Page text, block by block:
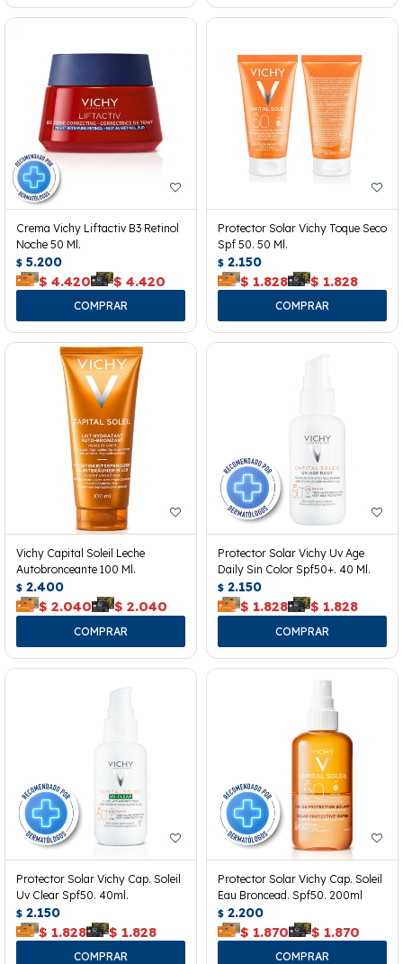
Crema Vichy Liftactiv B3 Retinol
Noche 50 Ml.
$ 5.200
$ 4.420 $ 4.420
Protector Solar Vichy Toque Seco
Spf 50. 50 Ml.
$ 2.150
$ 1.828 $ 1.828
Vichy Capital Soleil Leche
Autobronceante 100 Ml.
$ 2.400
$ 2.040 $ 2.040
Protector Solar Vichy Uv Age
Daily Sin Color Spf50+. 40 Ml.
$ 2.150
$ 1.828 $ 1.828
Protector Solar Vichy Cap. Soleil
Uv Clear Spf50. 40ml.
$ 2.150
$ 1.828 $ 1.828
Protector Solar Vichy Cap. Soleil
Eau Broncead. Spf50. 200ml
$ 2.200
$ 1.870 $ 1.870